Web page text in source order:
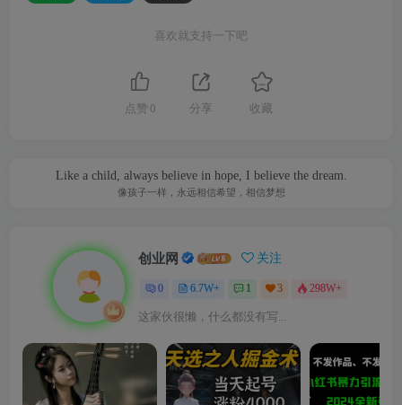
喜欢就支持一下吧
点赞 0 分享 收藏
Like a child, always believe in hope, I believe the dream.
像孩子一样，永远相信希望，相信梦想
创业网 关注
0 6.7W+ 1 3 298W+
这家伙很懒，什么都没有写...